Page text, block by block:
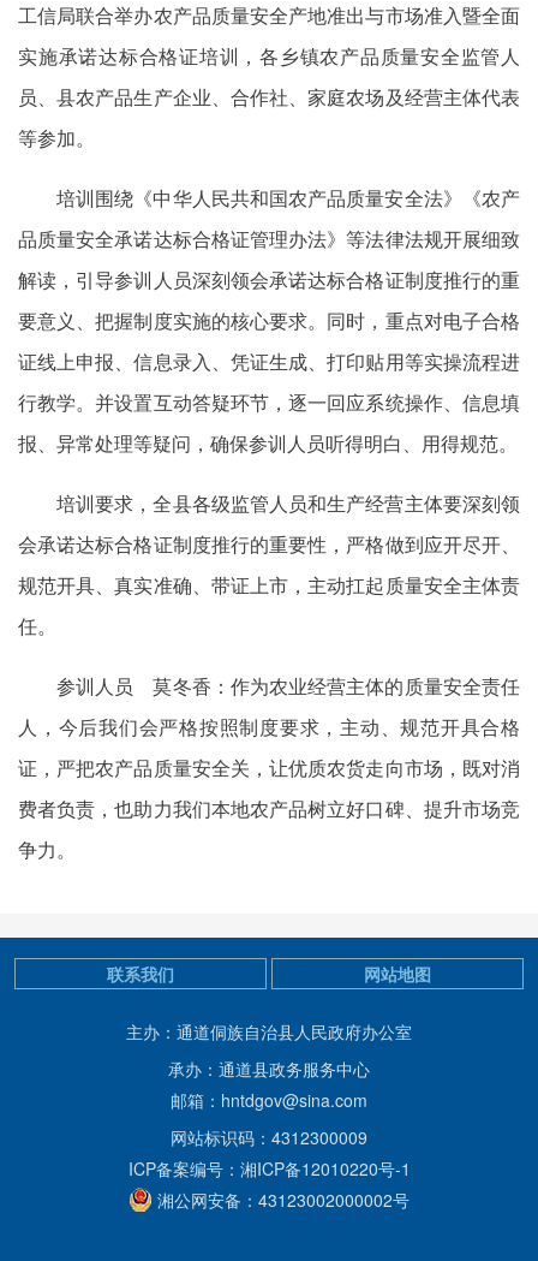
工信局联合举办农产品质量安全产地准出与市场准入暨全面
实施承诺达标合格证培训，各乡镇农产品质量安全监管人
员、县农产品生产企业、合作社、家庭农场及经营主体代表
等参加。
培训围绕《中华人民共和国农产品质量安全法》《农产
品质量安全承诺达标合格证管理办法》等法律法规开展细致
解读，引导参训人员深刻领会承诺达标合格证制度推行的重
要意义、把握制度实施的核心要求。同时，重点对电子合格
证线上申报、信息录入、凭证生成、打印贴用等实操流程进
行教学。并设置互动答疑环节，逐一回应系统操作、信息填
报、异常处理等疑问，确保参训人员听得明白、用得规范。
培训要求，全县各级监管人员和生产经营主体要深刻领
会承诺达标合格证制度推行的重要性，严格做到应开尽开、
规范开具、真实准确、带证上市，主动扛起质量安全主体责
任。
参训人员 莫冬香：作为农业经营主体的质量安全责任
人，今后我们会严格按照制度要求，主动、规范开具合格
证，严把农产品质量安全关，让优质农货走向市场，既对消
费者负责，也助力我们本地农产品树立好口碑、提升市场竞
争力。
主办：通道侗族自治县人民政府办公室
承办：通道县政务服务中心
邮箱：hntdgov@sina.com
网站标识码：4312300009
ICP备案编号：湘ICP备12010220号-1
湘公网安备：43123002000002号
联系我们 网站地图